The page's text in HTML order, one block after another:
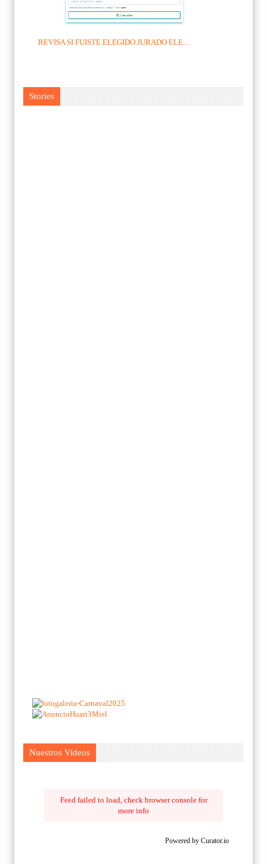
REVISA SI FUISTE ELEGIDO JURADO ELE...
Stories
Nuestros Videos
Feed failed to load, check browser console for
more info
Powered by Curator.io